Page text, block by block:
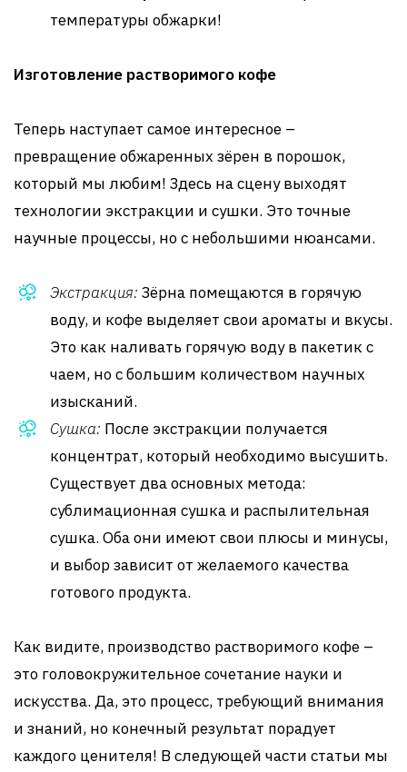
температуры обжарки!
Изготовление растворимого кофе
Теперь наступает самое интересное –
превращение обжаренных зёрен в порошок,
который мы любим! Здесь на сцену выходят
технологии экстракции и сушки. Это точные
научные процессы, но с небольшими нюансами.
Экстракция: Зёрна помещаются в горячую
воду, и кофе выделяет свои ароматы и вкусы.
Это как наливать горячую воду в пакетик с
чаем, но с большим количеством научных
изысканий.
Сушка: После экстракции получается
концентрат, который необходимо высушить.
Существует два основных метода:
сублимационная сушка и распылительная
сушка. Оба они имеют свои плюсы и минусы,
и выбор зависит от желаемого качества
готового продукта.
Как видите, производство растворимого кофе –
это головокружительное сочетание науки и
искусства. Да, это процесс, требующий внимания
и знаний, но конечный результат порадует
каждого ценителя! В следующей части статьи мы